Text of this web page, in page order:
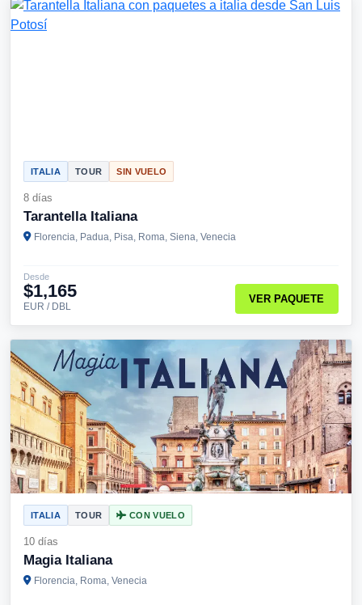
ITALIA TOUR SIN VUELO
8 días
Tarantella Italiana
Florencia, Padua, Pisa, Roma, Siena, Venecia
Desde
$1,165
EUR / DBL
VER PAQUETE
ITALIA TOUR CON VUELO
10 días
Magia Italiana
Florencia, Roma, Venecia